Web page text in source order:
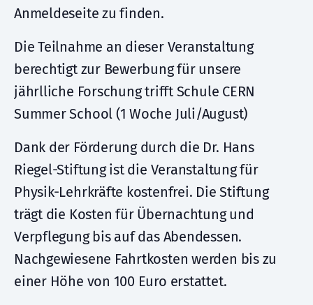
Anmeldeseite zu finden.
Die Teilnahme an dieser Veranstaltung
berechtigt zur Bewerbung für unsere
jährlliche Forschung trifft Schule CERN
Summer School (1 Woche Juli/August)
Dank der Förderung durch die Dr. Hans
Riegel-Stiftung ist die Veranstaltung für
Physik-Lehrkräfte kostenfrei. Die Stiftung
trägt die Kosten für Übernachtung und
Verpflegung bis auf das Abendessen.
Nachgewiesene Fahrtkosten werden bis zu
einer Höhe von 100 Euro erstattet.